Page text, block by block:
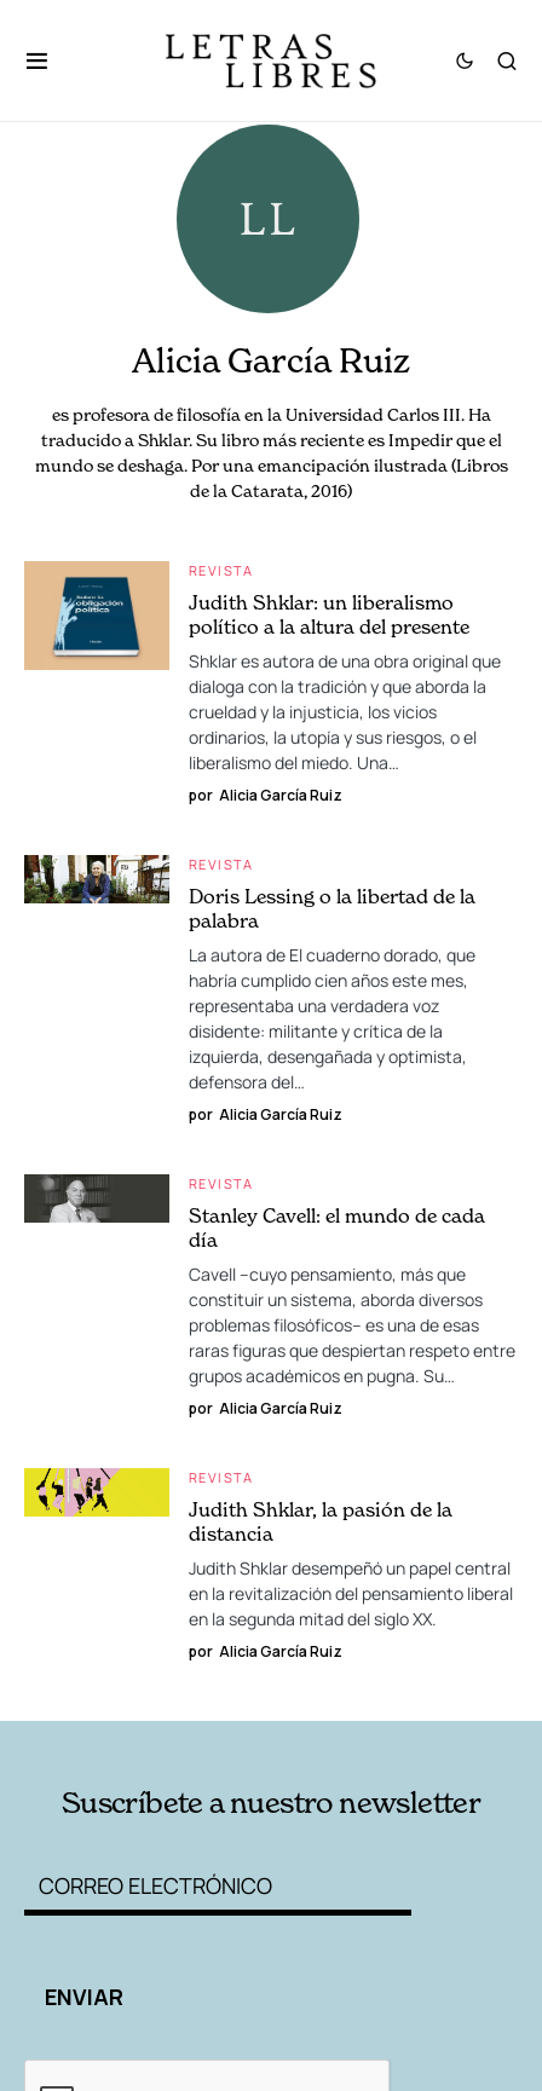
Alicia García Ruiz
es profesora de filosofía en la Universidad Carlos III. Ha
traducido a Shklar. Su libro más reciente es Impedir que el
mundo se deshaga. Por una emancipación ilustrada (Libros
de la Catarata, 2016)
REVISTA
Judith Shklar: un liberalismo
político a la altura del presente
Shklar es autora de una obra original que
dialoga con la tradición y que aborda la
crueldad y la injusticia, los vicios
ordinarios, la utopía y sus riesgos, o el
liberalismo del miedo. Una…
por Alicia García Ruiz
REVISTA
Doris Lessing o la libertad de la
palabra
La autora de El cuaderno dorado, que
habría cumplido cien años este mes,
representaba una verdadera voz
disidente: militante y crítica de la
izquierda, desengañada y optimista,
defensora del…
por Alicia García Ruiz
REVISTA
Stanley Cavell: el mundo de cada
día
Cavell –cuyo pensamiento, más que
constituir un sistema, aborda diversos
problemas filosóficos– es una de esas
raras figuras que despiertan respeto entre
grupos académicos en pugna. Su…
por Alicia García Ruiz
REVISTA
Judith Shklar, la pasión de la
distancia
Judith Shklar desempeñó un papel central
en la revitalización del pensamiento liberal
en la segunda mitad del siglo XX.
por Alicia García Ruiz
Suscríbete a nuestro newsletter